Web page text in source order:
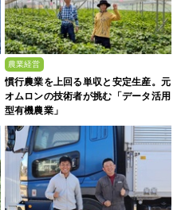
農業経営
慣行農業を上回る単収と安定生産。元
オムロンの技術者が挑む「データ活用
型有機農業」